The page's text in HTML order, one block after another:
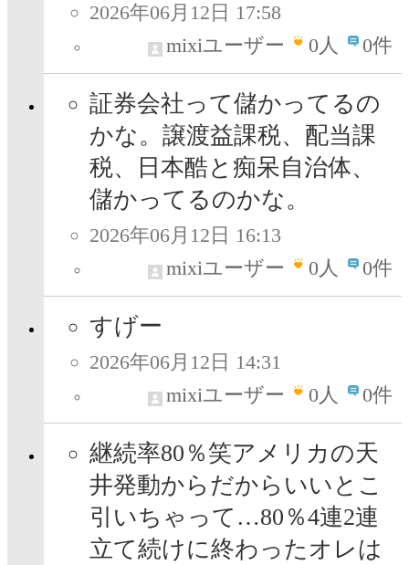
2026年06月12日 17:58
mixiユーザー
0人 0件
証券会社って儲かってるの
かな。譲渡益課税、配当課
税、日本酷と痴呆自治体、
儲かってるのかな。
2026年06月12日 16:13
mixiユーザー
0人 0件
すげー
2026年06月12日 14:31
mixiユーザー
0人 0件
継続率80％笑アメリカの天
井発動からだからいいとこ
引いちゃって…80％4連2連
立て続けに終わったオレは